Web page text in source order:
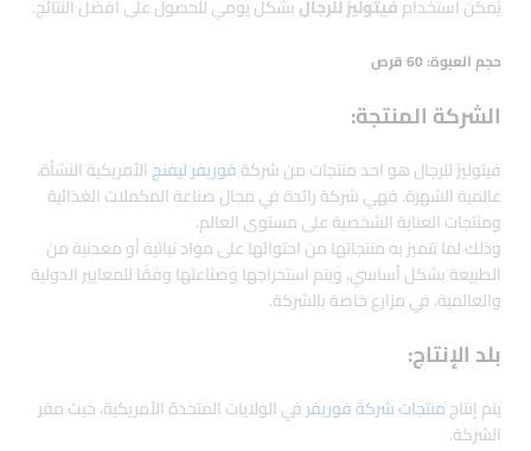
يُمكن استخدامفيتوليز للرجالبشكل يومي للحصول على أفضل النتائج.
حجم العبوة: 60 قرص
الشركة المنتجة:
فيتوليز للرجال هو احد منتجات من شركةفوريفر ليفنجالأمريكية النشأة،
عالمية الشهرة. فهي شركة رائدة في مجال صناعة المكملات الغذائية
ومنتجات العناية الشخصية على مستوى العالم.
وذلك لما تتميز به منتجاتها من احتوائها على مواد نباتية أو معدنية من
الطبيعة بشكل أساسي، ويتم استخراجها وصناعتها وفقًا للمعايير الدولية
والعالمية، في مزارع خاصة بالشركة.
بلد الإنتاج:
يتم إنتاجمنتجات شركة فوريفر في الولايات المتحدة الأمريكية، حيث مقر
الشركة.